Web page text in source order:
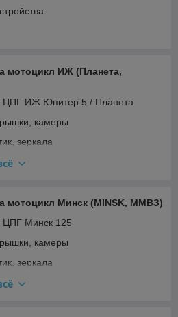
и карбюратор
и зажигание
мотоцикл ИЖ (Планета,
ЦПГ ИЖ Юпитер 5 / Планета
камеры
зеркала
поворотники
прокладки, подшипники
и карбюратор
(сцепление, вариатор, цепи)
мотоцикл Минск (MINSK, ММВЗ)
ЦПГ Минск 125
камеры
зеркала
поворотники Минск (реле